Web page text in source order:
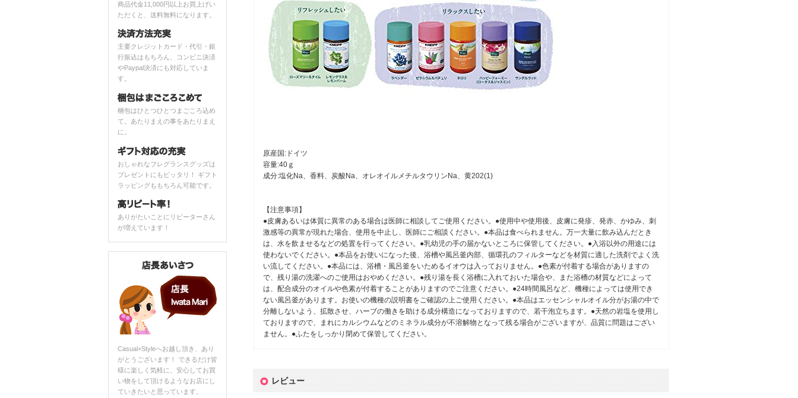
商品代金11,000円以上お買上げい
ただくと、送料無料になります。
主要クレジットカード・代引・銀
行振込はもちろん、コンビニ決済
やPaypal決済にも対応していま
す。
梱包はひとつひとつまごころ込め
て。あたりまえの事をあたりまえ
に。
おしゃれなフレグランスグッズは
プレゼントにもピッタリ！ ギフト
ラッピングももちろん可能です。
ありがたいことにリピーターさん
が増えています！
Casual+Styleへお越し頂き、あり
がとうございます！ できるだけ皆
様に楽しく気軽に、安心してお買
い物をして頂けるようなお店にし
ていきたいと思っています。
原産国:ドイツ
容量:40ｇ
成分:塩化Na、香料、炭酸Na、オレオイルメチルタウリンNa、黄202(1)
【注意事項】
●皮膚あるいは体質に異常のある場合は医師に相談してご使用ください。●使用中や使用後、皮膚に発疹、発赤、かゆみ、刺
激感等の異常が現れた場合、使用を中止し、医師にご相談ください。●本品は食べられません。万一大量に飲み込んだとき
は、水を飲ませるなどの処置を行ってください。●乳幼児の手の届かないところに保管してください。●入浴以外の用途には
使わないでください。●本品をお使いになった後、浴槽や風呂釜内部、循環孔のフィルターなどを材質に適した洗剤でよく洗
い流してください。●本品には、浴槽・風呂釜をいためるイオウは入っておりません。●色素が付着する場合がありますの
で、残り湯の洗濯へのご使用はおやめください。●残り湯を長く浴槽に入れておいた場合や、また浴槽の材質などによって
は、配合成分のオイルや色素が付着することがありますのでご注意ください。●24時間風呂など、機種によっては使用でき
ない風呂釜があります。お使いの機種の説明書をご確認の上ご使用ください。●本品はエッセンシャルオイル分がお湯の中で
分離しないよう、拡散させ、ハーブの働きを助ける成分構造になっておりますので、若干泡立ちます。●天然の岩塩を使用し
ておりますので、まれにカルシウムなどのミネラル成分が不溶解物となって残る場合がございますが、品質に問題はござい
ません。●ふたをしっかり閉めて保管してください。
レビュー